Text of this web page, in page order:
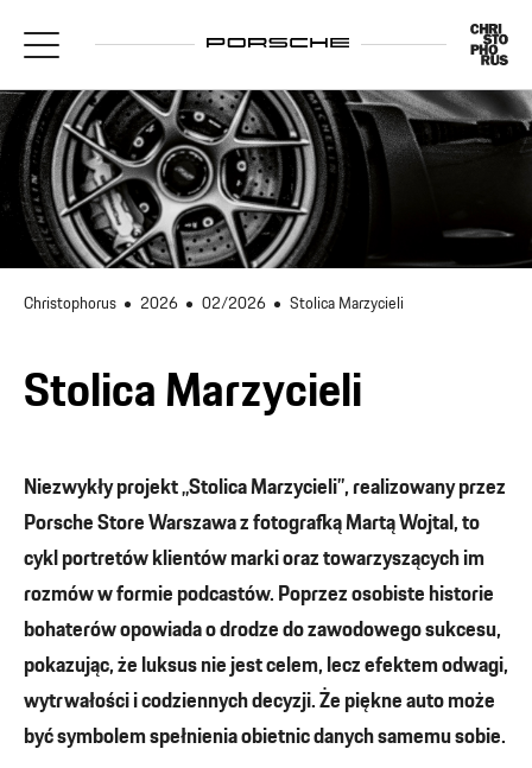
Christophorus 2026 02/2026 Stolica Marzycieli
Stolica Marzycieli
Niezwykły projekt „Stolica Marzycieli”, realizowany przez
Porsche Store Warszawa z fotografką Martą Wojtal, to
cykl portretów klientów marki oraz towarzyszących im
rozmów w formie podcastów. Poprzez osobiste historie
bohaterów opowiada o drodze do zawodowego sukcesu,
pokazując, że luksus nie jest celem, lecz efektem odwagi,
wytrwałości i codziennych decyzji. Że piękne auto może
być symbolem spełnienia obietnic danych samemu sobie.